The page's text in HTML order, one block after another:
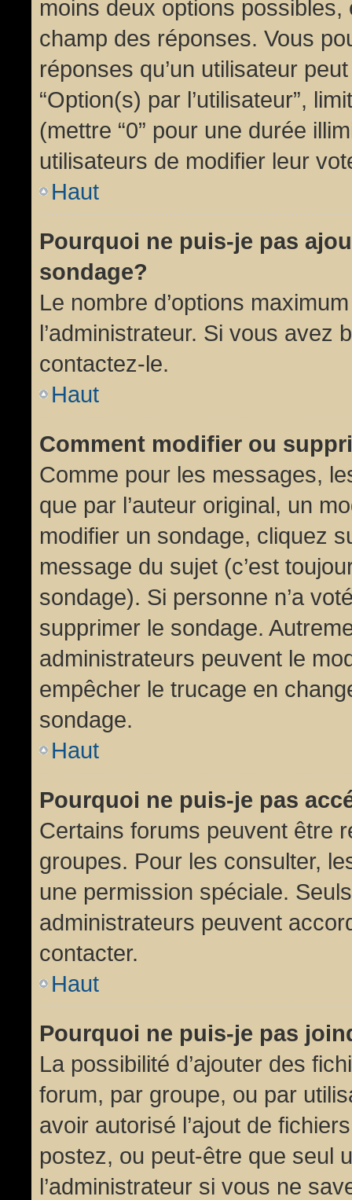
moins deux options
champ des réponses. Vous
réponses qu’un utilisateur
“Option(s) par l’utilisateur”,
(mettre “0” pour une durée
utilisateurs de modifier leur
Haut
Pourquoi ne puis-je pas
sondage?
Le nombre d’options
l’administrateur. Si vous avez
contactez-le.
Haut
Comment modifier ou
Comme pour les messages,
que par l’auteur original, un
modifier un sondage, cliquez
message du sujet (c’est
sondage). Si personne n’a
supprimer le sondage.
administrateurs peuvent le
empêcher le trucage en
sondage.
Haut
Pourquoi ne puis-je pas
Certains forums peuvent être
groupes. Pour les consulter,
une permission spéciale.
administrateurs peuvent
contacter.
Haut
Pourquoi ne puis-je pas
La possibilité d’ajouter des
forum, par groupe, ou par
avoir autorisé l’ajout de
postez, ou peut-être que seul
l’administrateur si vous ne